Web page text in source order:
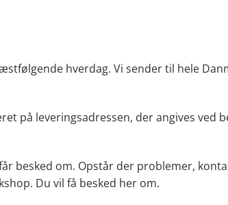
hverdag. Vi sender til hele
på leveringsadressen, der angives ved
besked om. Opstår der problemer,
Du vil få besked her om.